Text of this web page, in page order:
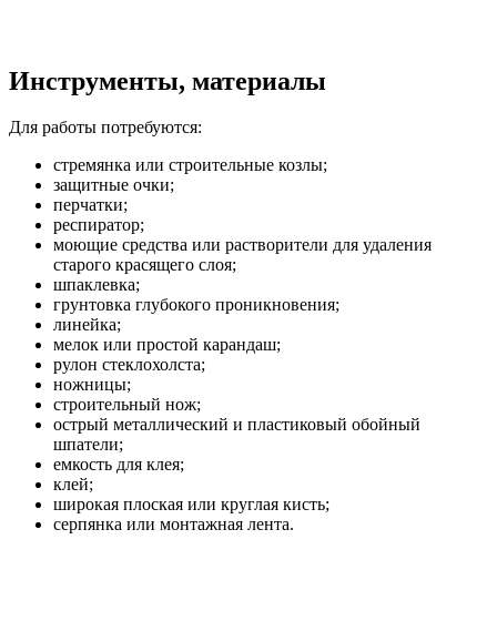
Инструменты, материалы
Для работы потребуются:
стремянка или строительные козлы;
защитные очки;
перчатки;
респиратор;
моющие средства или растворители для удаления
старого красящего слоя;
шпаклевка;
грунтовка глубокого проникновения;
линейка;
мелок или простой карандаш;
рулон стеклохолста;
ножницы;
строительный нож;
острый металлический и пластиковый обойный
шпатели;
емкость для клея;
клей;
широкая плоская или круглая кисть;
серпянка или монтажная лента.